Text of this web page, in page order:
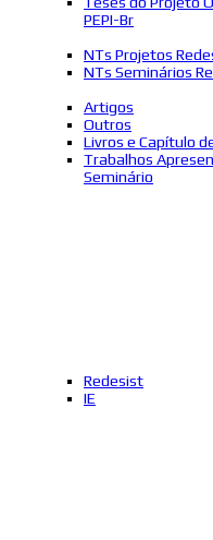
PEPI-Br
NTs Projetos
NTs Seminários
Artigos
Outros
Livros e Capítulo
Trabalhos
Seminário
Redesist
IE